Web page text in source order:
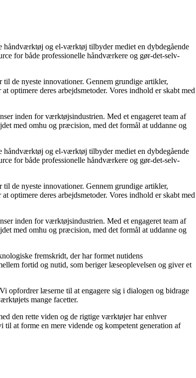
og el-værktøj tilbyder mediet en dybdegående
for både professionelle håndværkere og gør-det-selv-
de nyeste innovationer. Gennem grundige artikler,
deres arbejdsmetoder. Vores indhold er skabt med
inden for værktøjsindustrien. Med et engageret team af
med omhu og præcision, med det formål at uddanne og
og el-værktøj tilbyder mediet en dybdegående
for både professionelle håndværkere og gør-det-selv-
de nyeste innovationer. Gennem grundige artikler,
deres arbejdsmetoder. Vores indhold er skabt med
inden for værktøjsindustrien. Med et engageret team af
med omhu og præcision, med det formål at uddanne og
fremskridt, der har formet nutidens
fortid og nutid, som beriger læseoplevelsen og giver et
opfordrer læserne til at engagere sig i dialogen og bidrage
mange facetter.
den rette viden og de rigtige værktøjer har enhver
at forme en mere vidende og kompetent generation af